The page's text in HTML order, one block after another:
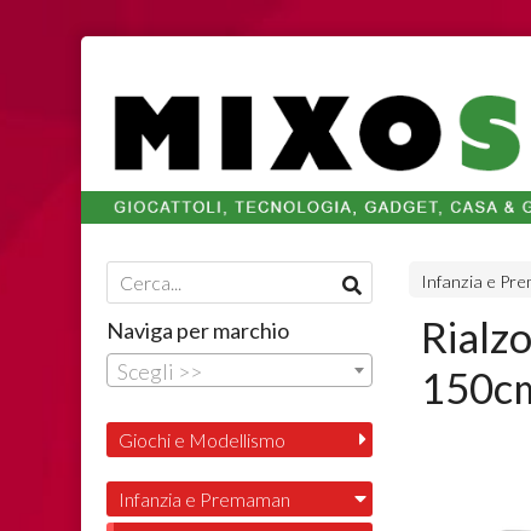
Infanzia e
Naviga per marchio
Scegli >>
Giochi e Modellismo
Infanzia e Premaman